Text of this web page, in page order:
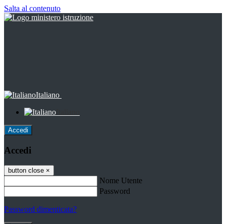
Salta al contenuto
Italiano
Accedi
Accedi
button close ×
Nome Utente
Password
Password dimenticata?